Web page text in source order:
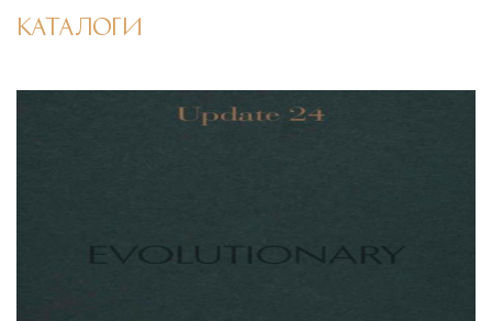
КАТАЛОГИ